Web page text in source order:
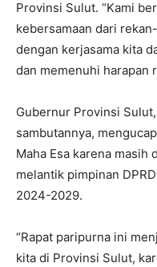
Provinsi Sulut. “Kami
kebersamaan dari
dengan kerjasama kita
dan memenuhi harapan
Gubernur Provinsi
sambutannya,
Maha Esa karena
melantik pimpinan
2024-2029.
“Rapat paripurna ini
kita di Provinsi Sulut,